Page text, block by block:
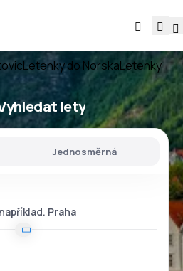
Letenky do NorskaLetenky
lety
Jednosměrná